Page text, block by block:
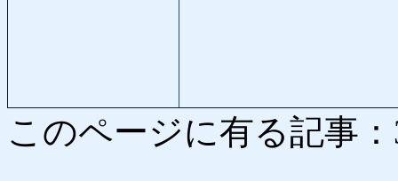
このページに有る記事